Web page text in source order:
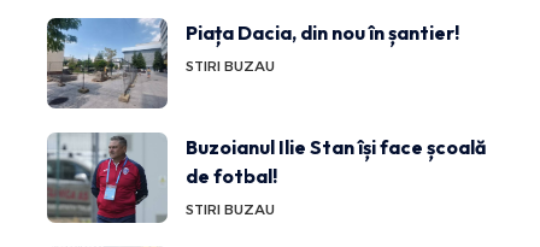
Piața Dacia, din nou în șantier!
STIRI BUZAU
Buzoianul Ilie Stan își face școală
de fotbal!
STIRI BUZAU